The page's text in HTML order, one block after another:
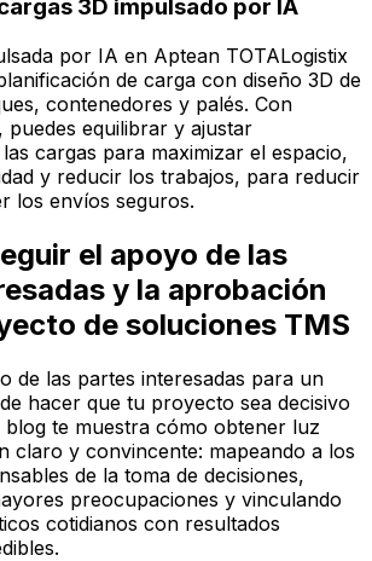
3D impulsado por IA
por IA en Aptean TOTALogistix
de carga con diseño 3D de
contenedores y palés. Con
equilibrar y ajustar
cargas para maximizar el espacio,
y reducir los trabajos, para reducir
los envíos seguros.
el apoyo de las
y la aprobación
de soluciones TMS
de las partes interesadas para un
hacer que tu proyecto sea decisivo
blog te muestra cómo obtener luz
claro y convincente: mapeando a los
de la toma de decisiones,
preocupaciones y vinculando
cotidianos con resultados